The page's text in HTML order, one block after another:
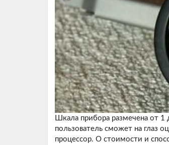
Шкала прибора размечена от 1
пользователь сможет на глаз
процессор. О стоимости и